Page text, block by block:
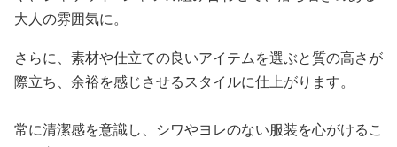
大人の雰囲気に。
さらに、素材や仕立ての良いアイテムを選ぶと質の高さが
際立ち、余裕を感じさせるスタイルに仕上がります。
常に清潔感を意識し、シワやヨレのない服装を心がけるこ